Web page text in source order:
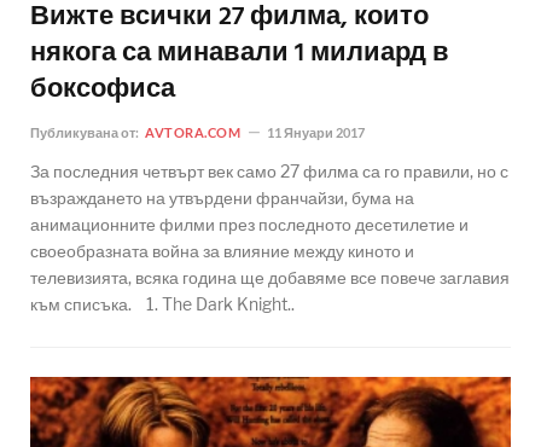
Вижте всички 27 филма, които
някога са минавали 1 милиард в
боксофиса
Публикувана от: AVTORA.COM 11 Януари 2017
За последния четвърт век само 27 филма са го правили, но с
възраждането на утвърдени франчайзи, бума на
анимационните филми през последното десетилетие и
своеобразната война за влияние между киното и
телевизията, всяка година ще добавяме все повече заглавия
към списъка. 1. The Dark Knight..